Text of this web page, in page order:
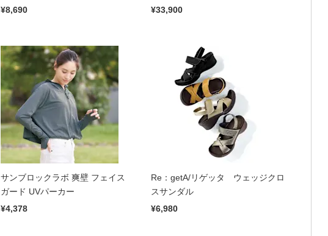
¥8,690
納庫 幅60cmタイプ
¥33,900
サンブロックラボ 爽壁 フェイス
ガード UVパーカー
¥4,378
Re：getA/リゲッタ ウェッジクロ
スサンダル
¥6,980